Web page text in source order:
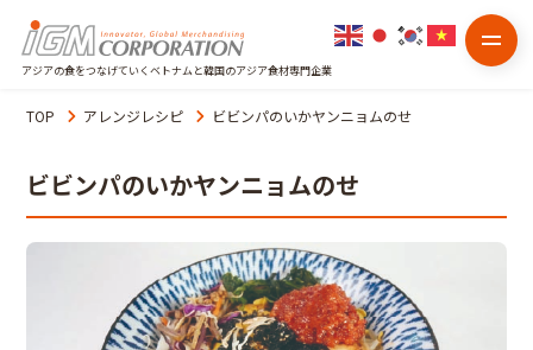
アジアの食をつなげていくベトナムと韓国のアジア食材専門企業
TOP アレンジレシピ ビビンパのいかヤンニョムのせ
ビビンパのいかヤンニョムのせ